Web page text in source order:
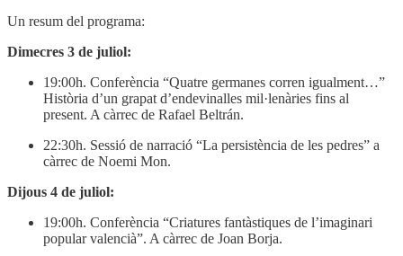
Un resum del programa:
Dimecres 3 de juliol:
19:00h. Conferència “Quatre germanes corren igualment…”
Història d’un grapat d’endevinalles mil·lenàries fins al
present. A càrrec de Rafael Beltrán.
22:30h. Sessió de narració “La persistència de les pedres” a
càrrec de Noemi Mon.
Dijous 4 de juliol:
19:00h. Conferència “Criatures fantàstiques de l’imaginari
popular valencià”. A càrrec de Joan Borja.